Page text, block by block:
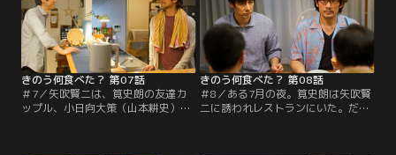
い」と心情を吐露する。そんな史朗
に賢二は珍しく真顔で「贅沢だ」と
怒り気味。また史朗は賢二の家族の
話を知らないことにふと気づく。
は笑顔が可愛い感じのいい子。しか
も史朗に好意があるそぶりを見せ
る。2人に好かれてしまった史朗は
戸惑いつつもドキドキしてしま
い…。
きのう何食べた？ 第07話
＃7／矢吹賢二は、筧史朗の友達カ
ップル、小日向大策（山本耕史）＆
きのう何食べた？ 第08話
＃8／ある7月の夜。筧史朗は矢吹賢
二に誘われレストランにいた。だが